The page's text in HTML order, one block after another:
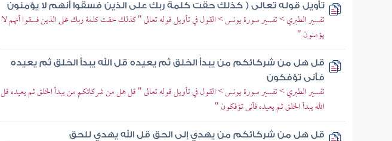
تأويل قوله تعالى ( كذلك حقت كلمة ربك على الذين فسقوا أنهم لا يؤمنون
تفسير الطبري > تفسير سورة يونس > القول في تأويل قوله تعالى " كذلك حقت كلمة ربك على الذين فسقوا أنهم لا
يؤمنون "
قل هل من شركائكم من يبدأ الخلق ثم يعيده قل الله يبدأ الخلق ثم يعيده
فأنى تؤفكون
تفسير الطبري > تفسير سورة يونس > القول في تأويل قوله تعالى " قل هل من شركائكم من يبدأ الخلق ثم يعيده قل
الله يبدأ الخلق ثم يعيده فأنى تؤفكون "
قل هل من شركائكم من يهدي إلى الحق قل الله يهدي للحق